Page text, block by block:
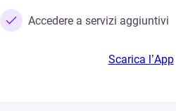
Accedere a servizi aggiuntivi
Scarica l’App